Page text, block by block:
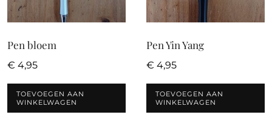
Pen bloem
€ 4,95
TOEVOEGEN AAN
WINKELWAGEN
Pen Yin Yang
€ 4,95
TOEVOEGEN AAN
WINKELWAGEN